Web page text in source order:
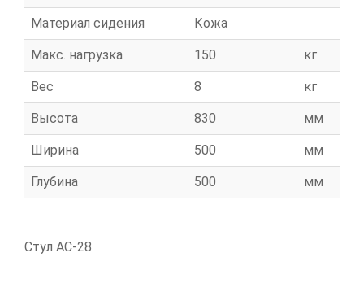
Материал сидения Кожа
Макс. нагрузка 150 кг
Вес 8 кг
Высота 830 мм
Ширина 500 мм
Глубина 500 мм
Стул АС-28